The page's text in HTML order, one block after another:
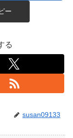
ー
る
susan09133